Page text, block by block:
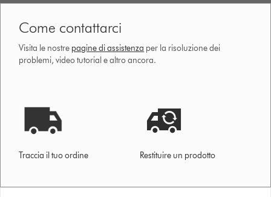
Come contattarci
Visita le nostre pagine di assistenza per la risoluzione dei
problemi, video tutorial e altro ancora.
Traccia il tuo ordine Restituire un prodotto